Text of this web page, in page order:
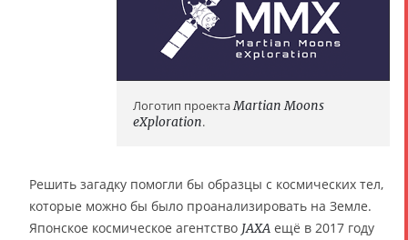
Логотип проектаMartian Moons
eXploration.
Решить загадку помогли бы образцы с космических тел,
которые можно бы было проанализировать на Земле.
Японское космическое агентство JAXA ещё в 2017 году